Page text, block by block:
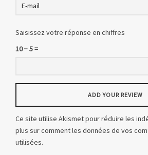
Saisissez votre réponse en chiffres
10 − 5 =
Ce site utilise Akismet pour réduire les
plus sur comment les données de vos
utilisées.